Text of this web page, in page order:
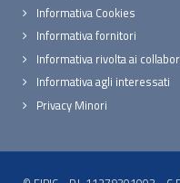
Informativa Cookies
Informativa fornitori
Informativa rivolta ai
Informativa agli interessati
Privacy Minori